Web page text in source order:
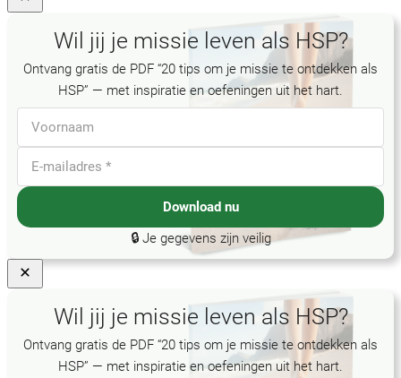
Wil jij je missie leven als HSP?
Ontvang gratis de PDF “20 tips om je missie te ontdekken als
HSP” — met inspiratie en oefeningen uit het hart.
Download nu
🔒 Je gegevens zijn veilig
Wil jij je missie leven als HSP?
Ontvang gratis de PDF “20 tips om je missie te ontdekken als
HSP” — met inspiratie en oefeningen uit het hart.